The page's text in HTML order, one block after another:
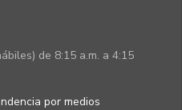
de 8:15 a.m. a 4:15
por medios